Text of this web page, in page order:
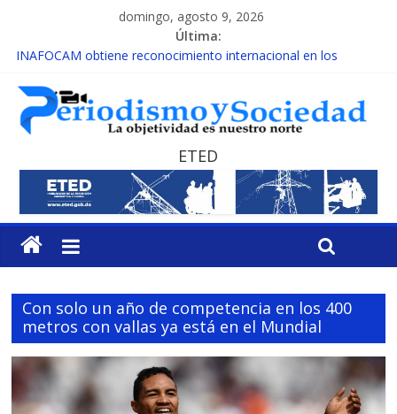
domingo, agosto 9, 2026
Última:
INAFOCAM obtiene reconocimiento internacional en los
15 de febrero de cada año es Día Nacional de la lucha contra el
cáncer infantil
EL ENFOQUE UNILATERAL DE LA COALICIÓN
MESCyT y Universidad Albizu apoyarán rehabilitación de
reclusos
MESCyT presenta calendario de Consulta Nacional por la
Educación
ETED
Con solo un año de competencia en los 400
metros con vallas ya está en el Mundial